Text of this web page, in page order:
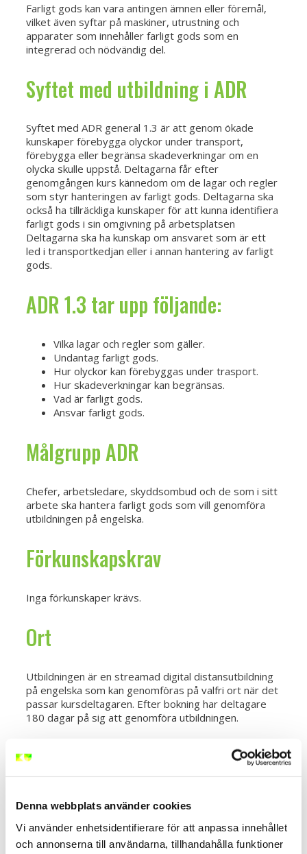
Denna webbplats använder cookies
Vi använder enhetsidentifierare för att anpassa innehållet
och annonserna till användarna, tillhandahålla funktioner
Farligt gods kan vara antingen ämnen eller föremål,
vilket även syftar på maskiner, utrustning och
apparater som innehåller farligt gods som en
integrerad och nödvändig del.
Syftet med utbildning i ADR
Syftet med ADR general 1.3 är att genom ökade
kunskaper förebygga olyckor under transport,
förebygga eller begränsa skadeverkningar om en
olycka skulle uppstå. Deltagarna får efter
genomgången kurs kännedom om de lagar och regler
som styr hanteringen av farligt gods. Deltagarna ska
också ha tillräckliga kunskaper för att kunna identifiera
farligt gods i sin omgivning på arbetsplatsen
Deltagarna ska ha kunskap om ansvaret som är ett
led i transportkedjan eller i annan hantering av farligt
gods.
ADR 1.3 tar upp följande:
Vilka lagar och regler som gäller.
Undantag farligt gods.
Hur olyckor kan förebyggas under trasport.
Hur skadeverkningar kan begränsas.
Vad är farligt gods.
Ansvar farligt gods.
Målgrupp ADR
Chefer, arbetsledare, skyddsombud och de som i sitt
arbete ska hantera farligt gods som vill genomföra
utbildningen på engelska.
Förkunskapskrav
Inga förkunskaper krävs.
Ort
Utbildningen är en streamad digital distansutbildning
på engelska som kan genomföras på valfri ort när det
passar kursdeltagaren. Efter bokning har deltagare
180 dagar på sig att genomföra utbildningen.
Utbildningens längd
I priset för ADR utbildning